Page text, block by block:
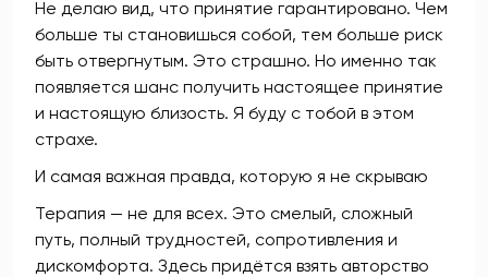
Не делаю вид, что принятие гарантировано. Чем
больше ты становишься собой, тем больше риск
быть отвергнутым. Это страшно. Но именно так
появляется шанс получить настоящее принятие
и настоящую близость. Я буду с тобой в этом
страхе.
И самая важная правда, которую я не скрываю
Терапия — не для всех. Это смелый, сложный
путь, полный трудностей, сопротивления и
дискомфорта. Здесь придётся взять авторство